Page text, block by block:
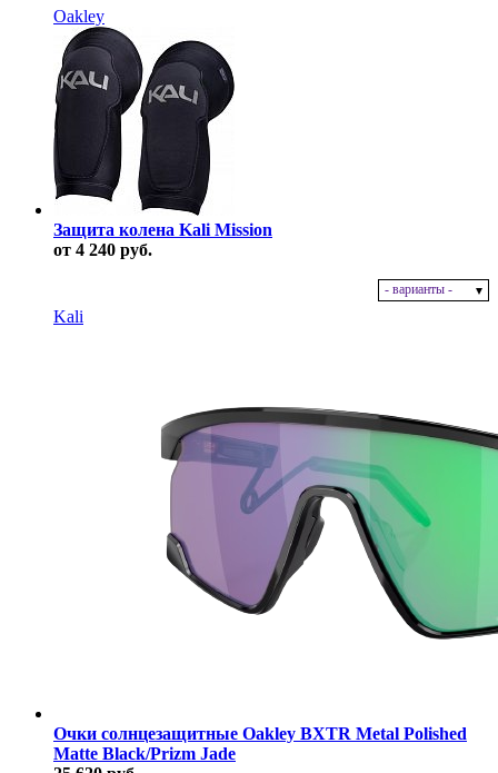
Oakley
Защита колена Kali Mission
от 4 240 руб.
- варианты -
Kali
Очки солнцезащитные Oakley BXTR Metal Polished
Matte Black/Prizm Jade